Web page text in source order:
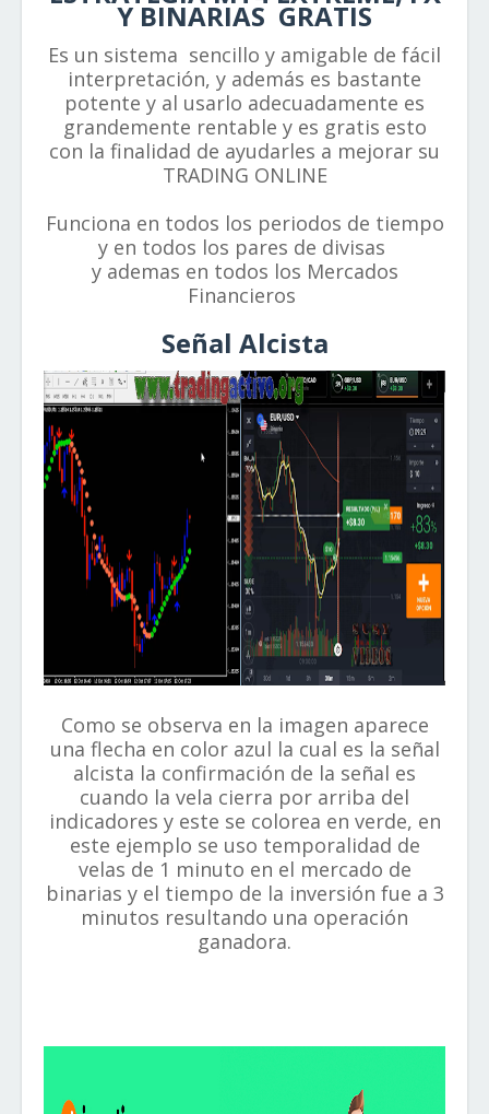
Y BINARIAS GRATIS
Es un sistema sencillo y amigable de fácil
interpretación, y además es bastante
potente y al usarlo adecuadamente es
grandemente rentable y es gratis esto
con la finalidad de ayudarles a mejorar su
TRADING ONLINE
Funciona en todos los periodos de tiempo
y en todos los pares de divisas
y ademas en todos los Mercados
Financieros
Señal Alcista
Como se observa en la imagen aparece
una flecha en color azul la cual es la señal
alcista la confirmación de la señal es
cuando la vela cierra por arriba del
indicadores y este se colorea en verde, en
este ejemplo se uso temporalidad de
velas de 1 minuto en el mercado de
binarias y el tiempo de la inversión fue a 3
minutos resultando una operación
ganadora.